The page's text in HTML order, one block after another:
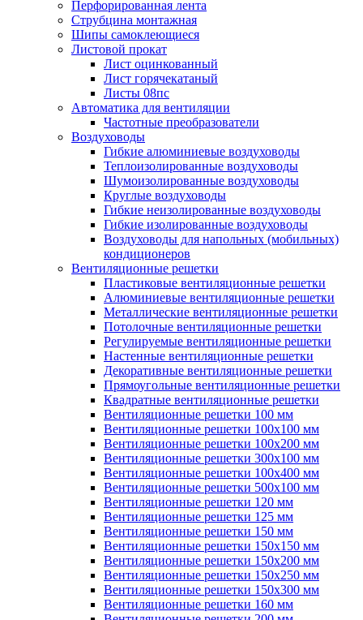
Перфорированная лента
Струбцина монтажная
Шипы самоклеющиеся
Листовой прокат
Лист оцинкованный
Лист горячекатаный
Листы 08пс
Автоматика для вентиляции
Частотные преобразователи
Воздуховоды
Гибкие алюминиевые воздуховоды
Теплоизолированные воздуховоды
Шумоизолированные воздуховоды
Круглые воздуховоды
Гибкие неизолированные воздуховоды
Гибкие изолированные воздуховоды
Воздуховоды для напольных (мобильных)
кондиционеров
Вентиляционные решетки
Пластиковые вентиляционные решетки
Алюминиевые вентиляционные решетки
Металлические вентиляционные решетки
Потолочные вентиляционные решетки
Регулируемые вентиляционные решетки
Настенные вентиляционные решетки
Декоративные вентиляционные решетки
Прямоугольные вентиляционные решетки
Квадратные вентиляционные решетки
Вентиляционные решетки 100 мм
Вентиляционные решетки 100х100 мм
Вентиляционные решетки 100х200 мм
Вентиляционные решетки 300х100 мм
Вентиляционные решетки 100х400 мм
Вентиляционные решетки 500х100 мм
Вентиляционные решетки 120 мм
Вентиляционные решетки 125 мм
Вентиляционные решетки 150 мм
Вентиляционные решетки 150х150 мм
Вентиляционные решетки 150х200 мм
Вентиляционные решетки 150х250 мм
Вентиляционные решетки 150х300 мм
Вентиляционные решетки 160 мм